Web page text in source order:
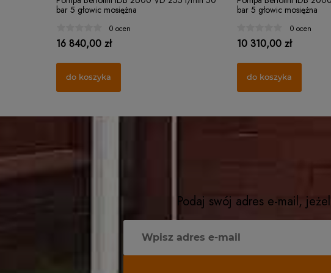
bar 5 głowic mosiężna
0 ocen
16 840,00 zł
do koszyka
bar 5 głowic mosiężna
0 ocen
10 310,00 zł
do koszyka
Podaj swój adres e-mail,